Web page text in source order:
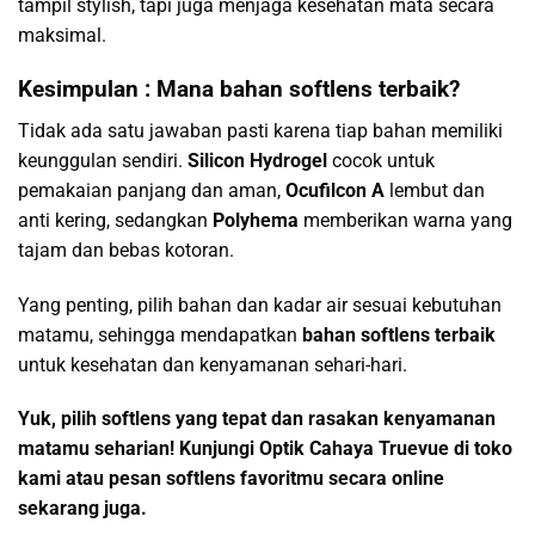
tampil stylish, tapi juga menjaga kesehatan mata secara
maksimal.
Kesimpulan : Mana bahan softlens terbaik?
Tidak ada satu jawaban pasti karena tiap bahan memiliki
keunggulan sendiri. Silicon Hydrogel cocok untuk
pemakaian panjang dan aman, Ocufilcon A lembut dan
anti kering, sedangkan Polyhema memberikan warna yang
tajam dan bebas kotoran.
Yang penting, pilih bahan dan kadar air sesuai kebutuhan
matamu, sehingga mendapatkan bahan softlens terbaik
untuk kesehatan dan kenyamanan sehari-hari.
Yuk, pilih softlens yang tepat dan rasakan kenyamanan
matamu seharian! Kunjungi Optik Cahaya Truevue di toko
kami atau pesan softlens favoritmu secara online
sekarang juga.